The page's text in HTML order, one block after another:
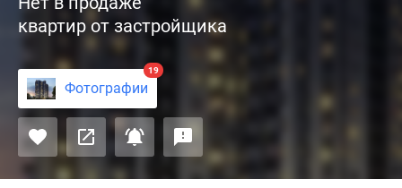
Клаб»
располагается
Всеволожском
районе
и
состоит
из
одного
квартир от застройщика
Фотографии
19